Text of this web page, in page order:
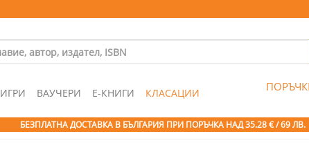
ИГРИ ВАУЧЕРИ Е-КНИГИ КЛАСАЦИИ
БЕЗПЛАТНА ДОСТАВКА В БЪЛГАРИЯ ПРИ ПОРЪЧКА НАД 35.28 € / 69 ЛВ.